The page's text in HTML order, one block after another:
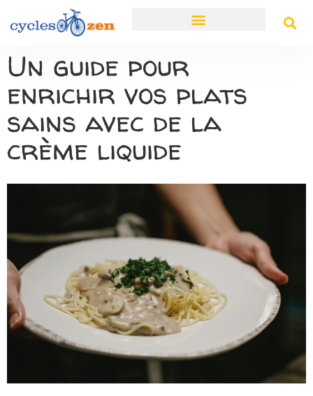
Un guide pour
enrichir vos plats
sains avec de la
crème liquide